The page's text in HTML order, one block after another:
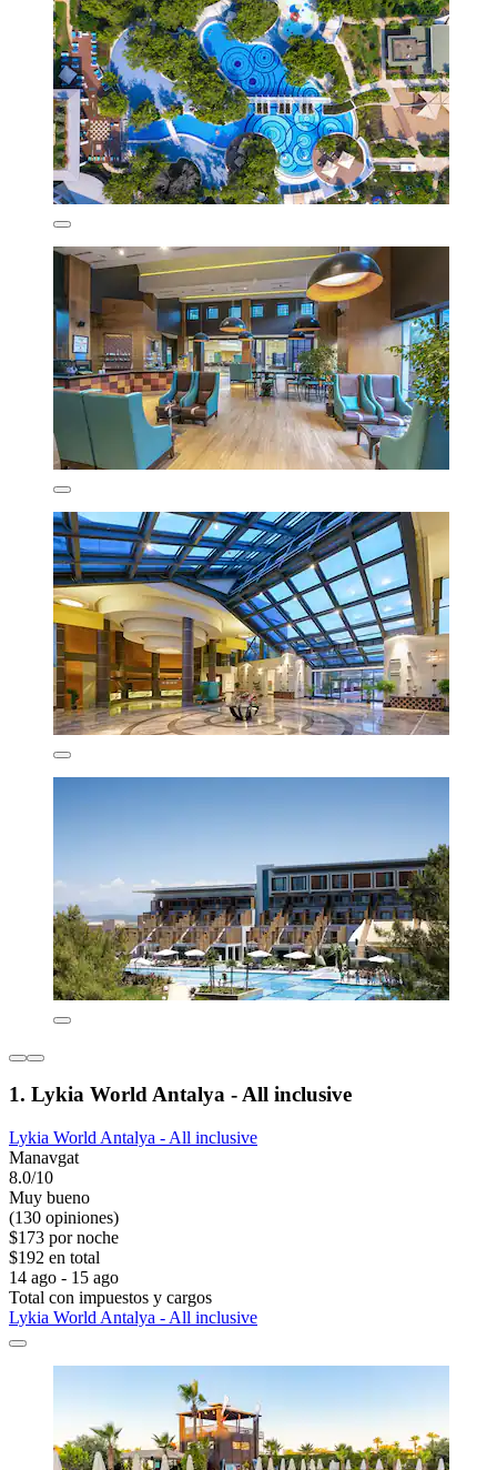
1. Lykia World Antalya - All inclusive
Lykia World Antalya - All inclusive
Manavgat
8.0/10
Muy bueno
(130 opiniones)
$173 por noche
$192 en total
14 ago - 15 ago
Total con impuestos y cargos
Lykia World Antalya - All inclusive